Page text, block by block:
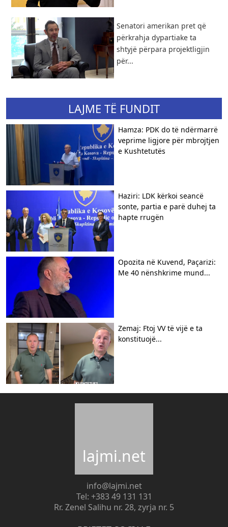
Senatori amerikan pret që
përkrahja dypartiake ta
shtyjë përpara projektligjin
për...
LAJME TË FUNDIT
Hamza: PDK do të ndërmarrë
veprime ligjore për mbrojtjen
e Kushtetutës
Haziri: LDK kërkoi seancë
sonte, partia e parë duhej ta
hapte rrugën
Opozita në Kuvend, Paçarizi:
Me 40 nënshkrime mund...
Zemaj: Ftoj VV të vijë e ta
konstituojë...
lajmi.net
info@lajmi.net
Tel: +383 49 131 131
Rr. Zenel Salihu nr. 28, zyrja nr. 5